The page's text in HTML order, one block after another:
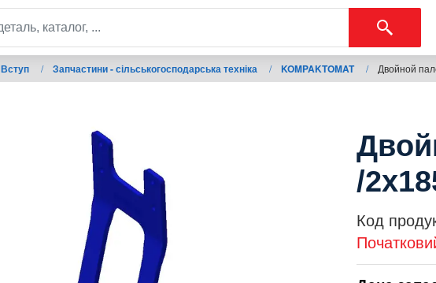
Вступ / Запчастини - сільськогосподарська техніка / KOMPAKTOMAT / Двойной
/
Код